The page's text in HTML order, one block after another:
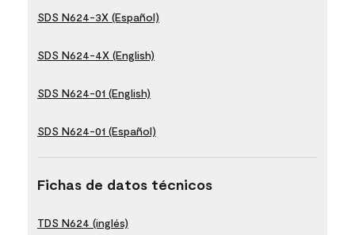
SDS N624-3X (Español)
SDS N624-4X (English)
SDS N624-01 (English)
SDS N624-01 (Español)
Fichas de datos técnicos
TDS N624 (inglés)